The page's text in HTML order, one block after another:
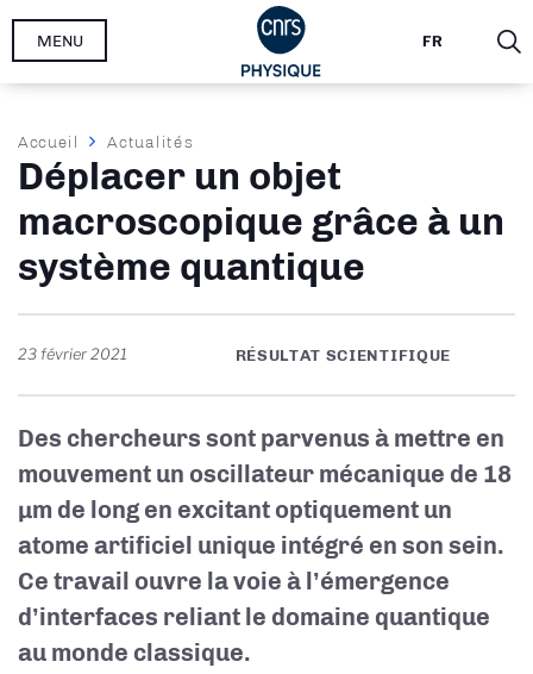
Aller
FR
MENU
Fil
d'Ariane
Accueil Actualités
Déplacer un objet
macroscopique grâce à un
système quantique
23 février 2021 RÉSULTAT SCIENTIFIQUE
Des chercheurs sont parvenus à mettre en
mouvement un oscillateur mécanique de 18
µm de long en excitant optiquement un
atome artificiel unique intégré en son sein.
Ce travail ouvre la voie à l’émergence
d’interfaces reliant le domaine quantique
au monde classique.